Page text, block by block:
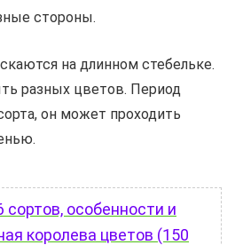
стороны.
на длинном стебельке.
разных цветов. Период
он может проходить
сортов, особенности и
королева цветов (150